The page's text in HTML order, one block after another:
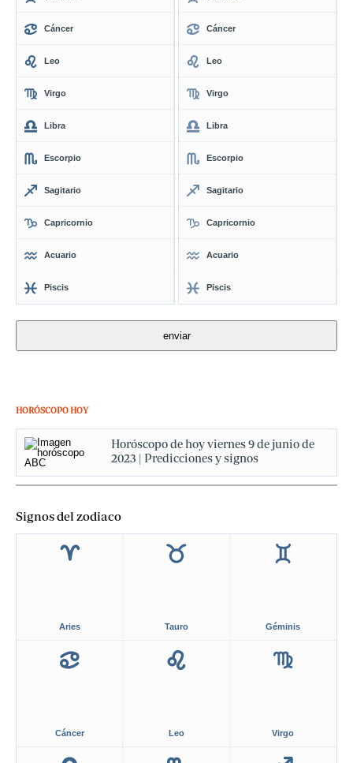
Cáncer
Leo
Virgo
Libra
Escorpio
Sagitario
Capricornio
Acuario
Piscis
Cáncer
Leo
Virgo
Libra
Escorpio
Sagitario
Capricornio
Acuario
Piscis
HORÓSCOPO HOY
Horóscopo de hoy viernes 9 de junio de
2023 | Predicciones y signos
Signos del zodiaco
Aries Tauro Géminis
Cáncer Leo Virgo